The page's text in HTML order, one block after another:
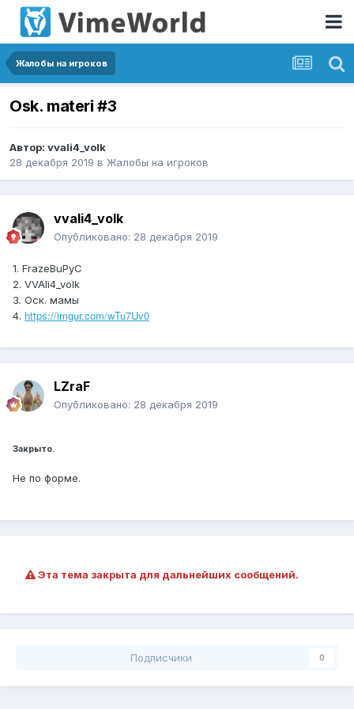
Жалобы на игроков
Osk. materi #3
Автор: vvali4_volk
28 декабря 2019 в Жалобы на игроков
vvali4_volk
Опубликовано: 28 декабря 2019
1. FrazeBuPyC
2. VVAli4_volk
3. Оск. мамы
4. https://imgur.com/wTu7Uv0
LZraF
Опубликовано: 28 декабря 2019
Закрыто.
Не по форме.
Эта тема закрыта для дальнейших сообщений.
Подписчики 0